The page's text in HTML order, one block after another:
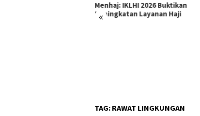
«
Menhaj: IKLHI 2026 Buktikan
Peningkatan Layanan Haji